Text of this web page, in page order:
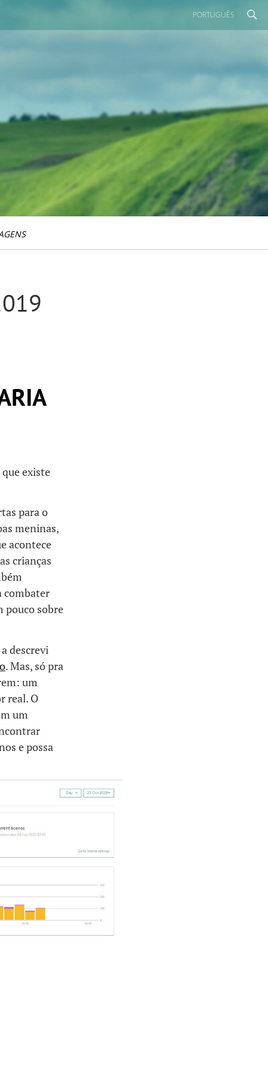
PORTUGUÊS
existe
para o
meninas,
acontece
crianças
combater
pouco sobre
descrevi
. Mas, só pra
um
real. O
um
e possa